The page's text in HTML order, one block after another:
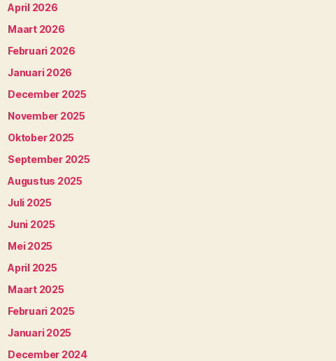
April 2026
Maart 2026
Februari 2026
Januari 2026
December 2025
November 2025
Oktober 2025
September 2025
Augustus 2025
Juli 2025
Juni 2025
Mei 2025
April 2025
Maart 2025
Februari 2025
Januari 2025
December 2024